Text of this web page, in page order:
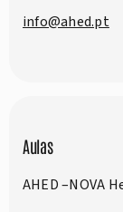
info@ahed.pt
Aulas
AHED –NOVA